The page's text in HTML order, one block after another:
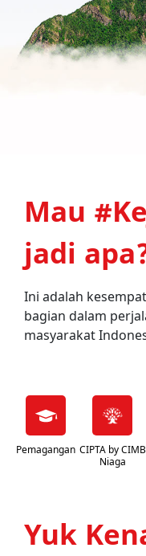
Mau
jadi
Ini adalah
bagian dalam
masyarakat
Pemagangan CIPTA by CIMB
Niaga
Yuk